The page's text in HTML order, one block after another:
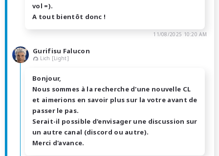
vol =).
A tout bientôt donc !
11/08/2025 10:20 AM
Gurifisu Falucon
Lich [Light]
Bonjour,
Nous sommes à la recherche d'une nouvelle CL
et aimerions en savoir plus sur la votre avant de
passer le pas.
Serait-il possible d'envisager une discussion sur
un autre canal (discord ou autre).
Merci d'avance.